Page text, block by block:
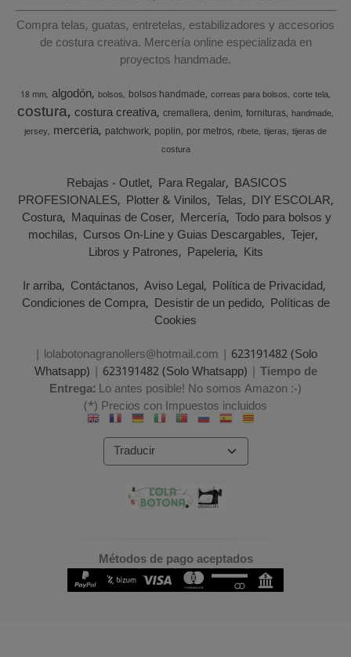
Compra telas, guatas, entretelas, estabilizadores y accesorios
de costura creativa. Mercería online especializada en
proyectos handmade.
18 mm algodón bolsos bolsos handmade correas para bolsos corte tela
costura costura creativa cremallera denim fornituras handmade
jersey merceria patchwork poplin por metros ribete tijeras tijeras de
costura
Rebajas - Outlet Para Regalar BASICOS
PROFESIONALES Plotter & Vinilos Telas DIY ESCOLAR
Costura Maquinas de Coser Mercería Todo para bolsos y
mochilas Cursos On-Line y Guias Descargables Tejer
Libros y Patrones Papeleria Kits
Ir arriba Contáctanos Aviso Legal Política de Privacidad
Condiciones de Compra Desistir de un pedido Políticas de
Cookies
| lolabotonagranollers@hotmail.com | 623191482 (Solo
Whatsapp) | 623191482 (Solo Whatsapp) | Tiempo de
Entrega:Lo antes posible! No somos Amazon :-)
(*) Precios con Impuestos incluidos
Métodos de pago aceptados